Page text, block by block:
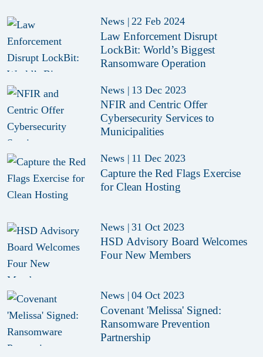
News | 22 Feb 2024
Law Enforcement Disrupt
LockBit: World’s Biggest
Ransomware Operation
News | 13 Dec 2023
NFIR and Centric Offer
Cybersecurity Services to
Municipalities
News | 11 Dec 2023
Capture the Red Flags Exercise
for Clean Hosting
News | 31 Oct 2023
HSD Advisory Board Welcomes
Four New Members
News | 04 Oct 2023
Covenant 'Melissa' Signed:
Ransomware Prevention
Partnership